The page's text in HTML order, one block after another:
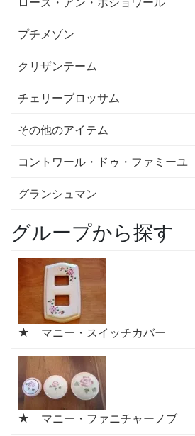
プチメゾン
クリザンテーム
チェリーブロッサム
その他のアイテム
コントワール・ドゥ・ファミーユ
グランシュマン
グループから探す
★ マニー・スイッチカバー
★ マニー・ファニチャーノブ